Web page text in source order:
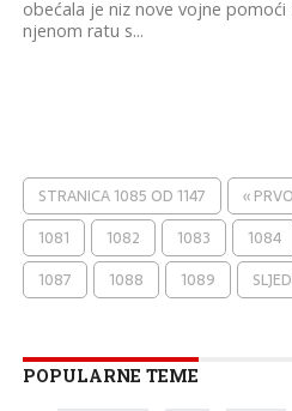
obećala je niz nove vojne pomoći
njenom ratu s...
STRANICA 1085 OD 1147 « PRVO
1081
1082 1083 1084
1087
1088 1089
POPULARNE TEME